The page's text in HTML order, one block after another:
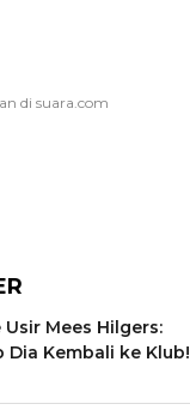
Mees Hilgers:
Dia Kembali ke Klub!